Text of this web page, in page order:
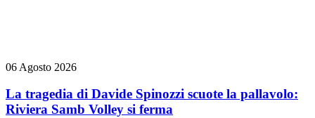
06 Agosto 2026
La tragedia di Davide Spinozzi scuote la pallavolo:
Riviera Samb Volley si ferma